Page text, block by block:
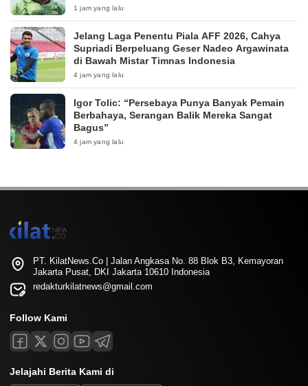
1 jam yang lalu
Jelang Laga Penentu Piala AFF 2026, Cahya
Supriadi Berpeluang Geser Nadeo Argawinata
di Bawah Mistar Timnas Indonesia
4 jam yang lalu
Igor Tolic: “Persebaya Punya Banyak Pemain
Berbahaya, Serangan Balik Mereka Sangat
Bagus”
4 jam yang lalu
PT. KilatNews.Co | Jalan Angkasa No. 88 Blok B3, Kemayoran
Jakarta Pusat, DKI Jakarta 10610 Indonesia
redakturkilatnews@gmail.com
Follow Kami
Jelajahi Berita Kami di